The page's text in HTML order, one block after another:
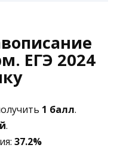
ЕГЭ 2024
1 балл.
.
37.2%